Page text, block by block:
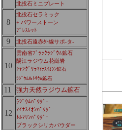
北投石ミニプレート
8
北投石セラミック
+ パワーストーン
ﾌﾞﾚｽﾚｯﾄ
9 北投石遠赤外線サポ-タ-
10
雲南省ﾌﾞﾗｯｸﾗｼﾞｳﾑ鉱石
陽江ラジウム花崗岩
ｼｬﾝｸﾞﾘﾗﾏｲﾅｽｲｵﾝﾝ鉱石
ﾗｼﾞｳﾑ&ﾄﾘｳﾑ鉱石
11 強力天然ラジウム鉱石
12
ﾗｼﾞｳﾑﾊﾟｳﾀﾞｰ
ﾏｲﾅｽｲｵﾝﾊﾟｳﾀﾞｰ
ﾄﾙﾏﾘﾝﾊﾟｳﾀﾞｰ
ブラックシリカパウダー